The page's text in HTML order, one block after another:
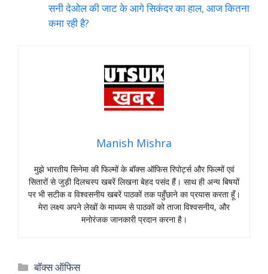
सनी देओल की जाट के आगे सिकंदर का हाल, आज कितना
कमा रही है?
Manish Mishra
मुझे भारतीय सिनेमा की फिल्मों के बॉक्स ऑफिस रिपोर्ट्स और फिल्मों एवं
सितारों से जुड़ी दिलचस्प खबरें लिखना बेहद पसंद हैं। साथ ही अन्य बिषयों
पर भी सटीक व विश्वसनीय खबरें पाठकों तक पहुँछाने का प्रयास करता हूँ।
मेरा लक्ष्य अपने लेखों के माध्यम से पाठकों को ताजा विश्वसनीय, और
मनोरंजक जानकारी प्रदान करना है।
Categories
बॉक्स ऑफिस